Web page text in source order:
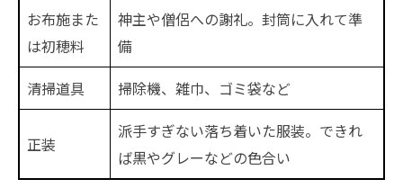
お布施また
は初穂料
神主や僧侶への謝礼。封筒に入れて準
備
清掃道具
掃除機、雑巾、ゴミ袋など
正装
派手すぎない落ち着いた服装。できれ
ば黒やグレーなどの色合い